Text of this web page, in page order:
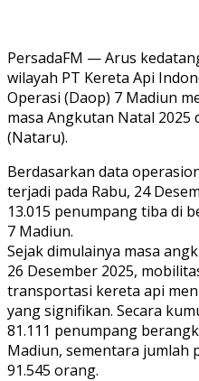
PersadaFM — Arus
wilayah PT Kereta Api
Operasi (Daop) 7 Madiun
masa Angkutan Natal 2025
(Nataru).
Berdasarkan data
terjadi pada Rabu, 24
13.015 penumpang tiba di
7 Madiun.
Sejak dimulainya masa
26 Desember 2025,
transportasi kereta api
yang signifikan. Secara
81.111 penumpang
Madiun, sementara jumlah
91.545 orang.